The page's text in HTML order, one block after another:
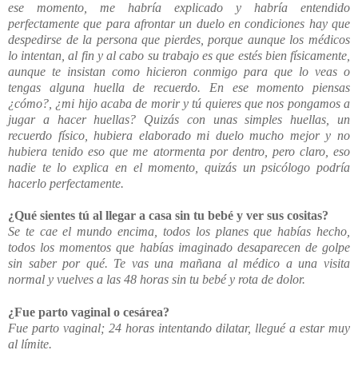
ese momento, me habría explicado y habría entendido
perfectamente que para afrontar un duelo en condiciones hay que
despedirse de la persona que pierdes, porque aunque los médicos
lo intentan, al fin y al cabo su trabajo es que estés bien físicamente,
aunque te insistan como hicieron conmigo para que lo veas o
tengas alguna huella de recuerdo. En ese momento piensas
¿cómo?, ¿mi hijo acaba de morir y tú quieres que nos pongamos a
jugar a hacer huellas? Quizás con unas simples huellas, un
recuerdo físico, hubiera elaborado mi duelo mucho mejor y no
hubiera tenido eso que me atormenta por dentro, pero claro, eso
nadie te lo explica en el momento, quizás un psicólogo podría
hacerlo perfectamente.
¿Qué sientes tú al llegar a casa sin tu bebé y ver sus cositas?
Se te cae el mundo encima, todos los planes que habías hecho,
todos los momentos que habías imaginado desaparecen de golpe
sin saber por qué. Te vas una mañana al médico a una visita
normal y vuelves a las 48 horas sin tu bebé y rota de dolor.
¿Fue parto vaginal o cesárea?
Fue parto vaginal; 24 horas intentando dilatar, llegué a estar muy
al límite.